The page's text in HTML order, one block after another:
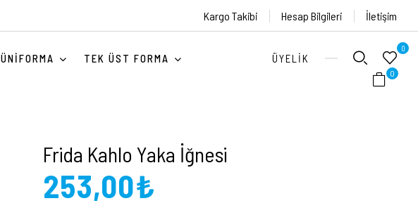
Kargo Takibi Hesap Bilgileri İletişim
ÜNIFORMA
TEK ÜST FORMA
ÜYELIK
0
0
Frida Kahlo Yaka İğnesi
253,00₺